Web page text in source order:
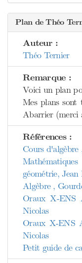
Plan de Théo
Auteur :
Théo Ternier
Remarque :
Voici un plan
Mes plans sont
Abarrier (merci
Références :
Cours d'algèbre
géométrie,
Algèbre ,
Oraux X-ENS
Nicolas
Oraux X-ENS
Nicolas
Petit guide de